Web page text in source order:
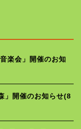
楽会」開催のお知
」開催のお知らせ(8
ホーム
行事予定